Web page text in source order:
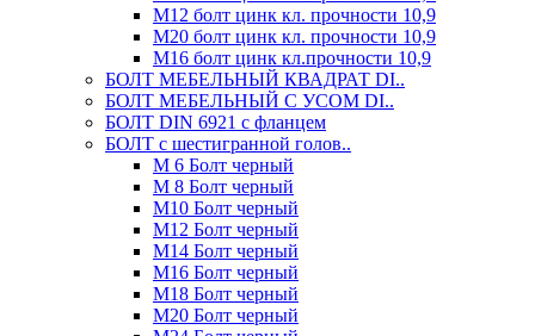
М12 болт цинк кл. прочности 10,9
М20 болт цинк кл. прочности 10,9
М16 болт цинк кл.прочности 10,9
БОЛТ МЕБЕЛЬНЫЙ КВАДРАТ DI..
БОЛТ МЕБЕЛЬНЫЙ С УСОМ DI..
БОЛТ DIN 6921 c фланцем
БОЛТ с шестигранной голов..
М 6 Болт черный
М 8 Болт черный
М10 Болт черный
М12 Болт черный
М14 Болт черный
М16 Болт черный
М18 Болт черный
М20 Болт черный